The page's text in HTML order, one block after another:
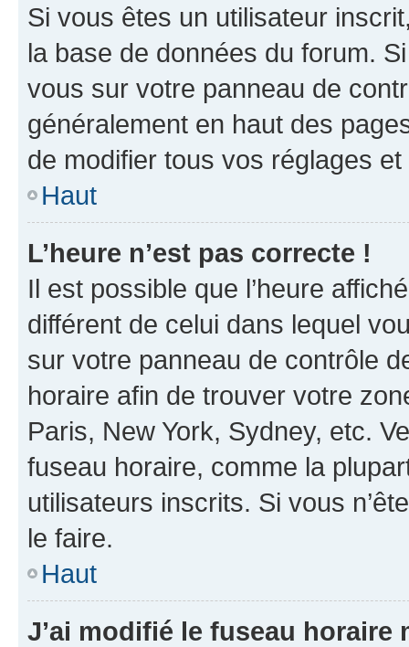
Si vous êtes un utilisateur
la base de données du forum.
vous sur votre panneau de
généralement en haut des
de modifier tous vos réglages
Haut
L’heure n’est pas correcte !
Il est possible que l’heure
différent de celui dans lequel
sur votre panneau de contrôle
horaire afin de trouver votre
Paris, New York, Sydney, etc.
fuseau horaire, comme la
utilisateurs inscrits. Si vous
le faire.
Haut
J’ai modifié le fuseau horaire